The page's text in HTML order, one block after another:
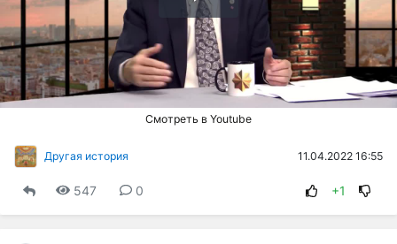
Воспроизвести
видео
Смотреть в Youtube
Другая история 11.04.2022 16:55
547 0 +1